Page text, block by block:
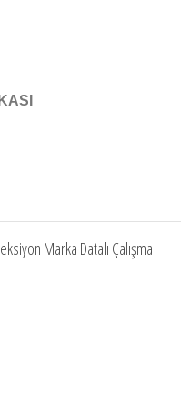
Marka Datalı Çalışma